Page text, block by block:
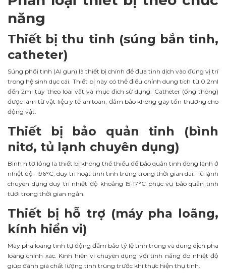
năng
Thiết bị thu tinh (súng bắn tinh,
catheter)
Súng phối tinh (AI gun) là thiết bị chính để đưa tinh dịch vào đúng vị trí
trong hệ sinh dục cái. Thiết bị này có thể điều chỉnh dung tích từ 0.2ml
đến 2ml tùy theo loài vật và mục đích sử dụng. Catheter (ống thông)
được làm từ vật liệu y tế an toàn, đảm bảo không gây tổn thương cho
động vật.
Thiết bị bảo quản tinh (bình
nitơ, tủ lạnh chuyên dụng)
Bình nitơ lỏng là thiết bị không thể thiếu để bảo quản tinh đông lạnh ở
nhiệt độ -196°C, duy trì hoạt tính tinh trùng trong thời gian dài. Tủ lạnh
chuyên dụng duy trì nhiệt độ khoảng 15-17°C phục vụ bảo quản tinh
tươi trong thời gian ngắn.
Thiết bị hỗ trợ (máy pha loãng,
kính hiển vi)
Máy pha loãng tinh tự động đảm bảo tỷ lệ tinh trùng và dung dịch pha
loãng chính xác. Kính hiển vi chuyên dụng với tính năng đo nhiệt độ
giúp đánh giá chất lượng tinh trùng trước khi thực hiện thụ tinh.